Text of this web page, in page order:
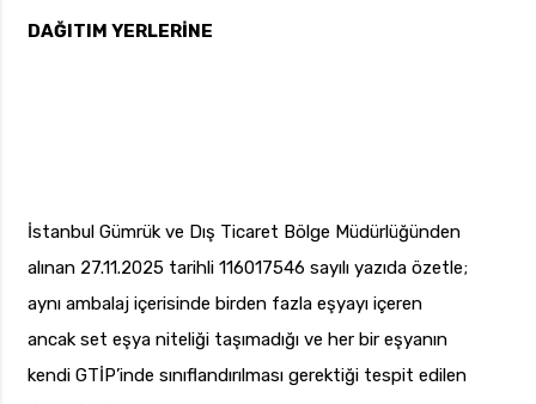
DAĞITIM YERLERİNE
İstanbul Gümrük ve Dış Ticaret Bölge Müdürlüğünden
alınan 27.11.2025 tarihli 116017546 sayılı yazıda özetle;
aynı ambalaj içerisinde birden fazla eşyayı içeren
ancak set eşya niteliği taşımadığı ve her bir eşyanın
kendi GTİP’inde sınıflandırılması gerektiği tespit edilen